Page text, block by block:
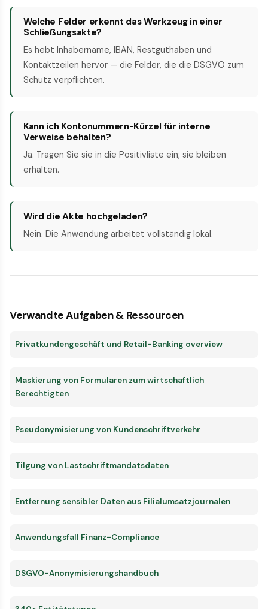
Welche Felder erkennt das Werkzeug in einer
Schließungsakte?
Es hebt Inhabername, IBAN, Restguthaben und
Kontaktzeilen hervor — die Felder, die die DSGVO zum
Schutz verpflichten.
Kann ich Kontonummern-Kürzel für interne
Verweise behalten?
Ja. Tragen Sie sie in die Positivliste ein; sie bleiben
erhalten.
Wird die Akte hochgeladen?
Nein. Die Anwendung arbeitet vollständig lokal.
Verwandte Aufgaben & Ressourcen
Privatkundengeschäft und Retail-Banking overview
Maskierung von Formularen zum wirtschaftlich
Berechtigten
Pseudonymisierung von Kundenschriftverkehr
Tilgung von Lastschriftmandatsdaten
Entfernung sensibler Daten aus Filialumsatzjournalen
Anwendungsfall Finanz-Compliance
DSGVO-Anonymisierungshandbuch